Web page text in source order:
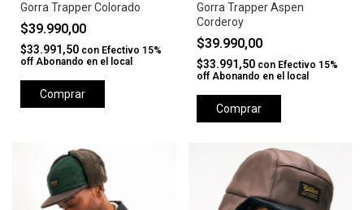
Gorra Trapper Colorado
$39.990,00
$33.991,50 con Efectivo 15%
off Abonando en el local
Comprar
Gorra Trapper Aspen
Corderoy
$39.990,00
$33.991,50 con Efectivo 15%
off Abonando en el local
Comprar